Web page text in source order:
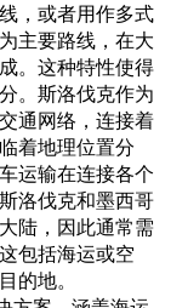
，或者用作多式
主要路线，在大
。这种特性使得
。斯洛伐克作为
通网络，连接着
着地理位置分
运输在连接各个
洛伐克和墨西哥
陆，因此通常需
包括海运或空
的地。